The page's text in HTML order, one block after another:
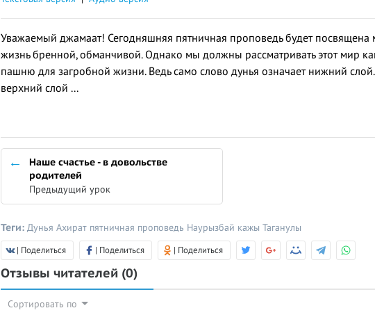
Уважаемый джамаат! Сегодняшняя пятничная проповедь будет посвящена
жизнь бренной, обманчивой. Однако мы должны рассматривать этот мир
пашню для загробной жизни. Ведь само слово дунья означает нижний слой.
верхний слой ...
Наше счастье - в довольстве
родителей
Предыдущий урок
Теги: Дунья Ахират пятничная проповедь Наурызбай кажы Таганулы
| Поделиться | Поделиться | Поделиться
Отзывы читателей (0)
Сортировать по